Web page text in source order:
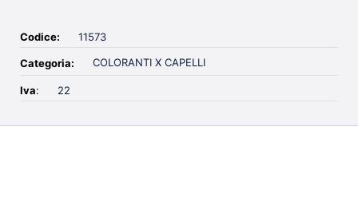
Codice: 11573
Categoria: COLORANTI X CAPELLI
Iva: 22